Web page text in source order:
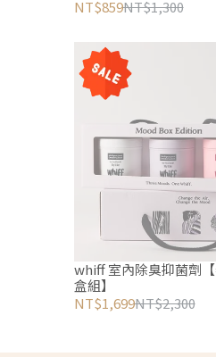
NT$859NT$1,300
whiff 室內除臭抑菌劑【春季限量禮
盒組】
NT$1,699NT$2,300